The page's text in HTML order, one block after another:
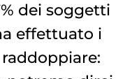
dei soggetti
effettuato i